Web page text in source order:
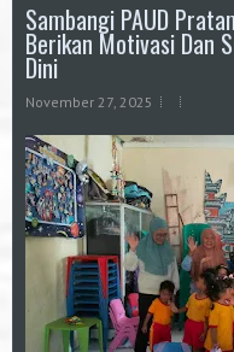
Sambangi PAUD
Berikan Motivasi Dan
Dini
November 27, 2025